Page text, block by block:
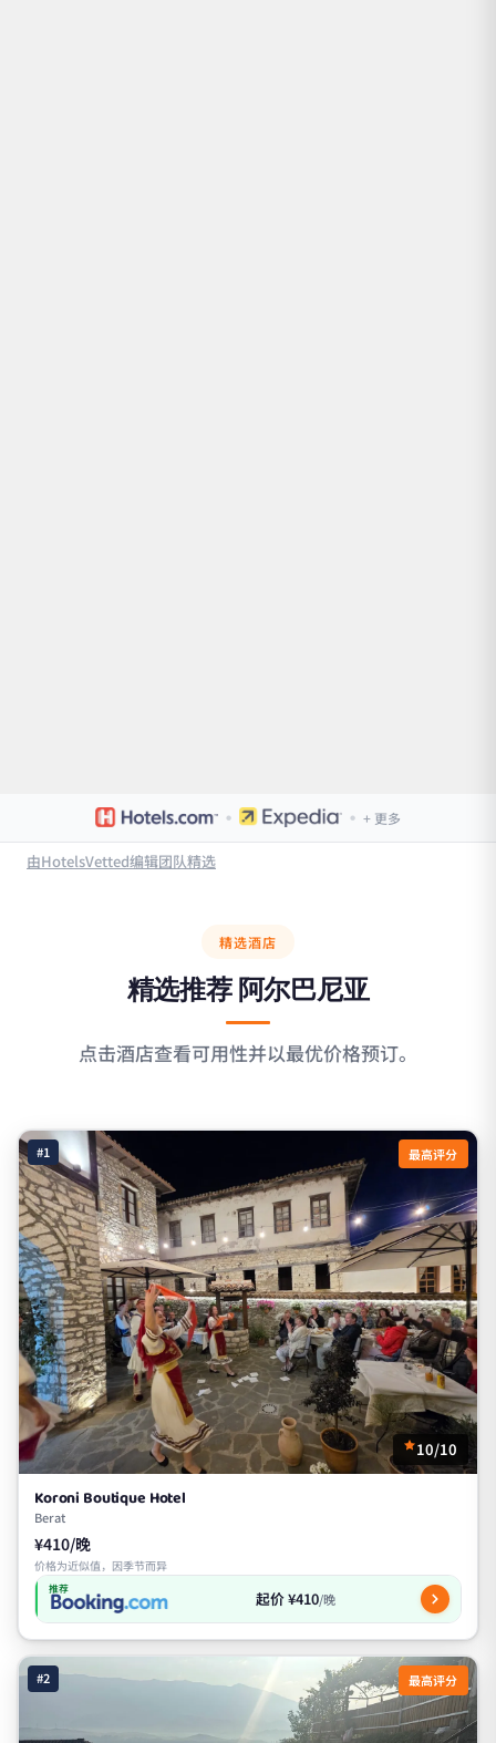
· ·+ 更多
由HotelsVetted编辑团队精选
精选酒店
精选推荐阿尔巴尼亚
点击酒店查看可用性并以最优价格预订。
#1 最高评分
10/10
Koroni Boutique Hotel
Berat
¥410/晚
价格为近似值，因季节而异
推荐 起价 ¥410/晚
#2 最高评分